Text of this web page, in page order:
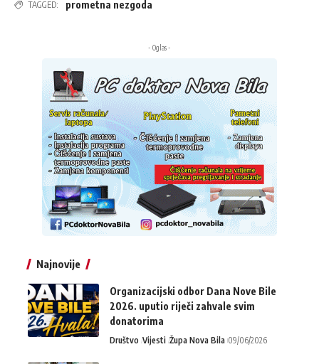
TAGGED: prometna nezgoda
- Oglas -
Najnovije
Organizacijski odbor Dana Nove Bile
2026. uputio riječi zahvale svim
donatorima
Društvo Vijesti Župa Nova Bila 09/06/2026